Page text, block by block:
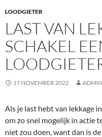
LOODGIETER
LAST VAN
SCHAKEL
17 NOVEMBER 2022 ADMIN
Als je last hebt van lekkage
om zo snel mogelijk in actie
niet zou doen, want dan is